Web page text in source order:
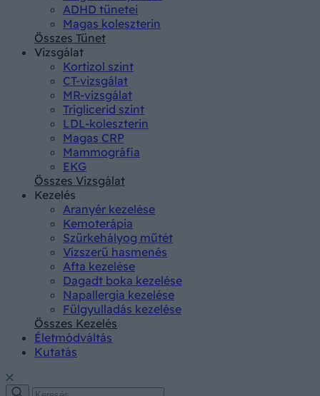
ADHD tünetei
Magas koleszterin
Összes Tünet
Vizsgálat
Kortizol szint
CT-vizsgálat
MR-vizsgálat
Triglicerid szint
LDL-koleszterin
Magas CRP
Mammográfia
EKG
Összes Vizsgálat
Kezelés
Aranyér kezelése
Kemoterápia
Szürkehályog műtét
Vízszerű hasmenés
Afta kezelése
Dagadt boka kezelése
Napallergia kezelése
Fülgyulladás kezelése
Összes Kezelés
Életmódváltás
Kutatás